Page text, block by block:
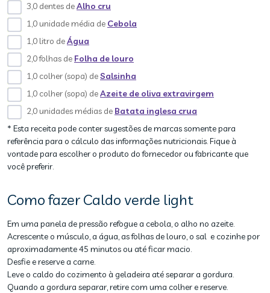
3,0 dentes deAlho cru
1,0 unidade média de Cebola
1,0 litro deÁgua
2,0 folhas de Folha de louro
1,0 colher (sopa) deSalsinha
1,0 colher (sopa) deAzeite de oliva extravirgem
2,0 unidades médias de Batata inglesa crua
* Esta receita pode conter sugestões de marcas somente para
referência para o cálculo das informações nutricionais. Fique à
vontade para escolher o produto do fornecedor ou fabricante que
você preferir.
Como fazer Caldo verde light
Em uma panela de pressão refogue a cebola, o alho no azeite.
Acrescente o músculo, a água, as folhas de louro, o sal e cozinhe por
aproximadamente 45 minutos ou até ficar macio.
Desfie e reserve a carne.
Leve o caldo do cozimento à geladeira até separar a gordura.
Quando a gordura separar, retire com uma colher e reserve.